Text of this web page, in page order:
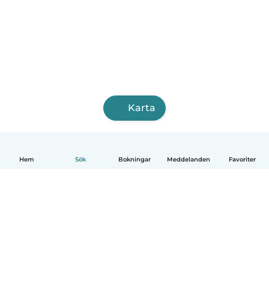
Hem Sök Bokningar Meddelanden Favoriter
Karta